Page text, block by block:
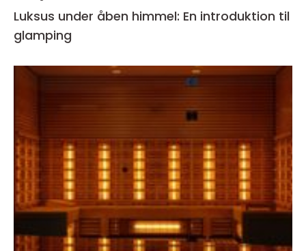
Luksus under åben himmel: En introduktion til
glamping